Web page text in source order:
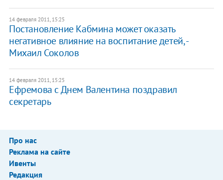
14 февраля 2011, 15:25
Постановление Кабмина может оказать
негативное влияние на воспитание детей, -
Михаил Соколов
14 февраля 2011, 15:25
Ефремова с Днем Валентина поздравил
секретарь
Про нас
Реклама на сайте
Ивенты
Редакция